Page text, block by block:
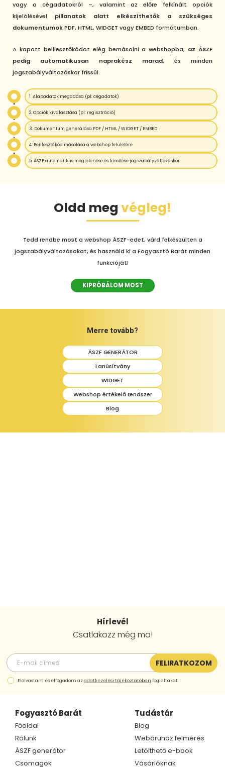
vagy a cégadatokról –, valamint az előre felkínált opciók
kijelölésével pillanatok alatt elkészíthetők a szükséges
dokumentumokPDF, HTML, WIDGET vagy EMBED formátumban.
A kapott beillesztőkódot elég bemásolni a webshopba, az ÁSZF
pedig automatikusan naprakész marad, és minden
jogszabályváltozáskor frissül.
1. Alapadatok megadása (pl: cégadatok)
2. Opciók kiválasztása (pl: regisztráció)
3. Dokumentum generálása PDF / HTML / WIDGET / EMBED
4. Beillesztőkód másolása a webshop felületére
5. ÁSZF automatikus megjelenése és frissítése jogszabályváltozáskor
Oldd meg végleg!
Tedd rendbe most a webshop ÁSZF-edet, várd felkészülten a
jogszabályváltozásokat, és használd ki a Fogyasztó Barát minden
funkcióját!
KIPRÓBÁLOM MOST
Merre tovább?
ÁSZF GENERÁTOR
Tanúsítvány
WIDGET
Webshop értékelő rendszer
Blog
Fogyasztó Barát
Főoldal
Rólunk
ÁSZF generátor
Csomagok
Tudástár
Blog
Webáruház felmérés
Letölthető e-book
Vásárlóknak
Hírlevél
Csatlakozz még ma!
FELIRATKOZOM
Elolvastam és elfogadom azadatkezelési tájékoztatóban foglaltakat.